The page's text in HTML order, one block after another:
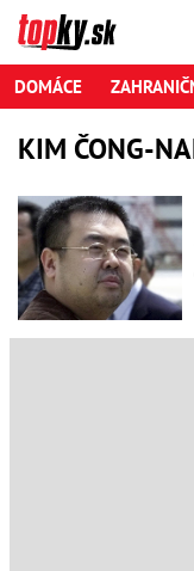
DOMÁCE
KIM ČONG-